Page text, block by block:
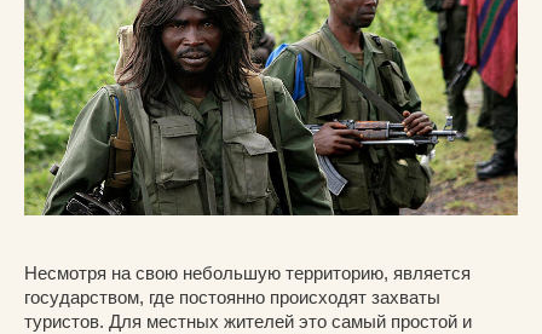
Несмотря на свою небольшую территорию, является
государством, где постоянно происходят захваты
туристов. Для местных жителей это самый простой и